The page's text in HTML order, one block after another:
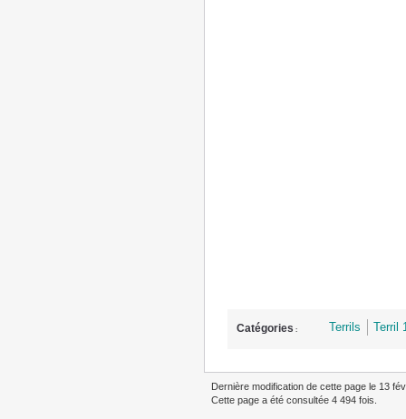
Catégories : Terrils Terril
Dernière modification de cette page le 13
Cette page a été consultée 4 494 fois.